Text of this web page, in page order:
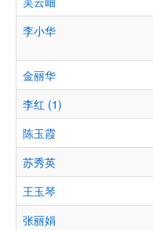
李小华
金丽华
李红 (1)
陈玉霞
苏秀英
王玉琴
张丽娟